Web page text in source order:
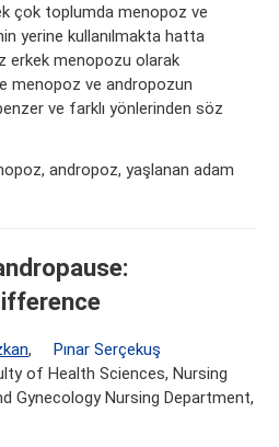
çok toplumda menopoz ve
yerine kullanılmakta hatta
erkek menopozu olarak
menopoz ve andropozun
ve farklı yönlerinden söz
andropoz, yaşlanan adam
,
Pınar Serçekuş
of Health Sciences, Nursing
Gynecology Nursing Department,